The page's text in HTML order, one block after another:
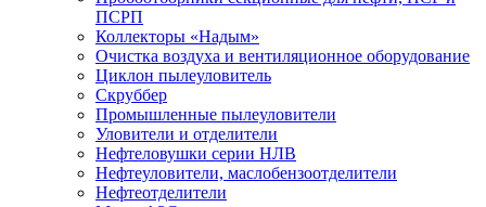
ПСРП
Коллекторы «Надым»
Очистка воздуха и вентиляционное оборудование
Циклон пылеуловитель
Скруббер
Промышленные пылеуловители
Уловители и отделители
Нефтеловушки серии НЛВ
Нефтеуловители, маслобензоотделители
Нефтеотделители